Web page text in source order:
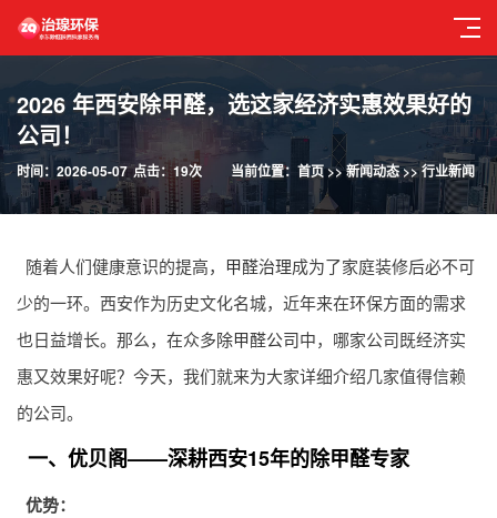
2026 年西安除甲醛，选这家经济实惠效果好的
公司！
当前位置： 首页>>新闻动态>>行业新闻
时间：2026-05-07 点击：19次
随着人们健康意识的提高， 甲醛治理成为了家庭装修后必不可
少的一环。西安作为历史文化名城，近年来在环保方面的需求
也日益增长。那么，在众多除甲醛公司中，哪家公司既经济实
惠又效果好呢？今天，我们就来为大家详细介绍几家值得信赖
的公司。
一、优贝阁——深耕西安15年的除甲醛专家
优势：